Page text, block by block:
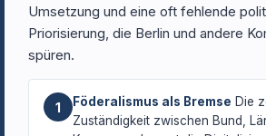
Umsetzung und eine oft fehlende
Priorisierung, die Berlin und andere
spüren.
1 Föderalismus als Bremse Die
Zuständigkeit zwischen Bund,